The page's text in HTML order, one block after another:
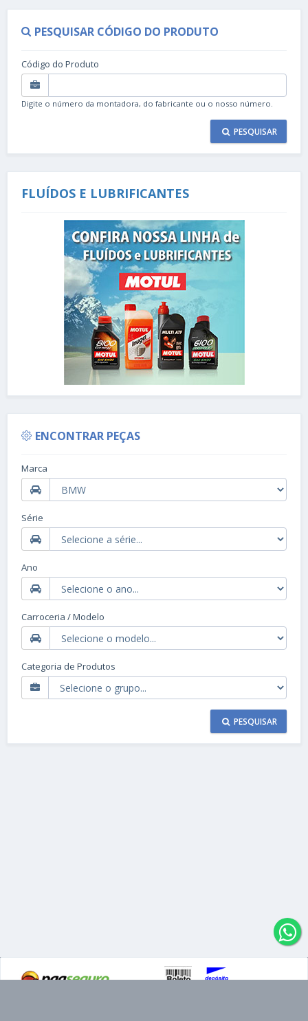
PESQUISAR CÓDIGO DO PRODUTO
Código do Produto
Digite o número da montadora, do fabricante ou o nosso número.
PESQUISAR
FLUÍDOS E LUBRIFICANTES
ENCONTRAR PEÇAS
Marca
Série
Ano
Carroceria / Modelo
Categoria de Produtos
PESQUISAR